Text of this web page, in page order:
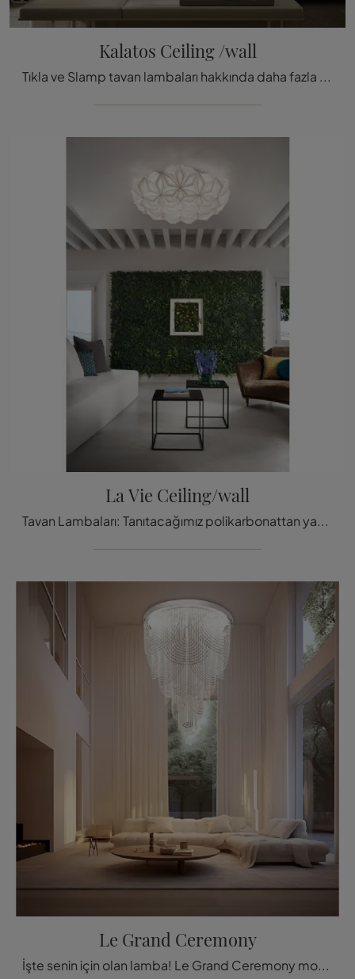
Kalatos Ceiling /wall
Tıkla ve Slamp tavan lambaları hakkında daha fazla bilgi edin: Polikarbonattan yapılmış Kalatos Ceiling / wall modeli seni bek
La Vie Ceiling/wall
Tavan Lambaları: Tanıtacağımız polikarbonattan yapılmış La Vie Tavan/Duvar Lambası hakkında daha faz
Le Grand Ceremony
İşte senin için olan lamba! Le Grand Ceremony modeli, Slamp'ın tavana monte edilen lambalarından biridir.